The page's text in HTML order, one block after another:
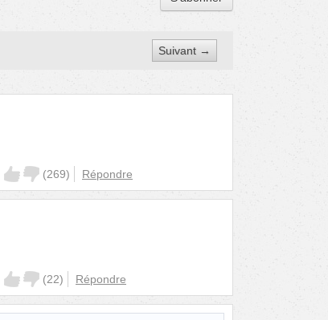
Suivant →
(269) Répondre
(22) Répondre